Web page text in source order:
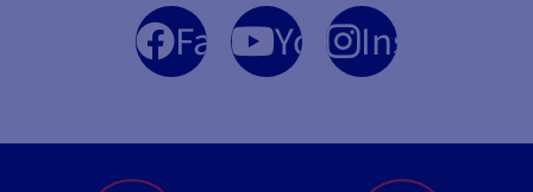
FacebookYouTubeInstagram